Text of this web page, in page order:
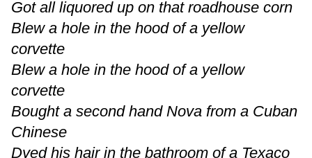
Got all liquored up on that roadhouse corn
Blew a hole in the hood of a yellow
corvette
Blew a hole in the hood of a yellow
corvette
Bought a second hand Nova from a Cuban
Chinese
Dyed his hair in the bathroom of a Texaco